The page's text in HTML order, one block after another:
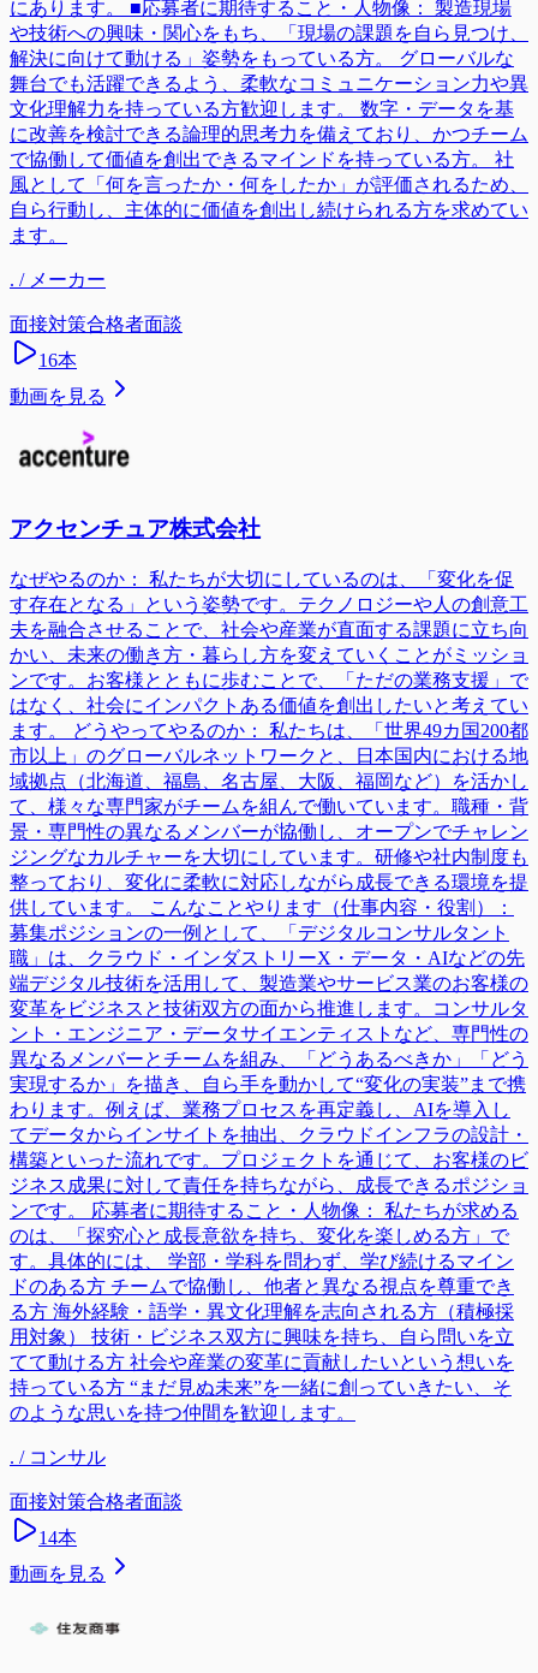
にあります。 ■応募者に期待すること・人物像： 製造現場
や技術への興味・関心をもち、「現場の課題を自ら見つけ、
解決に向けて動ける」姿勢をもっている方。 グローバルな
舞台でも活躍できるよう、柔軟なコミュニケーション力や異
文化理解力を持っている方歓迎します。 数字・データを基
に改善を検討できる論理的思考力を備えており、かつチーム
で協働して価値を創出できるマインドを持っている方。 社
風として「何を言ったか・何をしたか」が評価されるため、
自ら行動し、主体的に価値を創出し続けられる方を求めてい
ます。
. / メーカー
面接対策合格者面談
16本
動画を見る
アクセンチュア株式会社
なぜやるのか： 私たちが大切にしているのは、「変化を促
す存在となる」という姿勢です。テクノロジーや人の創意工
夫を融合させることで、社会や産業が直面する課題に立ち向
かい、未来の働き方・暮らし方を変えていくことがミッショ
ンです。お客様とともに歩むことで、「ただの業務支援」で
はなく、社会にインパクトある価値を創出したいと考えてい
ます。 どうやってやるのか： 私たちは、「世界49カ国200都
市以上」のグローバルネットワークと、日本国内における地
域拠点（北海道、福島、名古屋、大阪、福岡など）を活かし
て、様々な専門家がチームを組んで働いています。職種・背
景・専門性の異なるメンバーが協働し、オープンでチャレン
ジングなカルチャーを大切にしています。研修や社内制度も
整っており、変化に柔軟に対応しながら成長できる環境を提
供しています。 こんなことやります（仕事内容・役割）：
募集ポジションの一例として、「デジタルコンサルタント
職」は、クラウド・インダストリーX・データ・AIなどの先
端デジタル技術を活用して、製造業やサービス業のお客様の
変革をビジネスと技術双方の面から推進します。コンサルタ
ント・エンジニア・データサイエンティストなど、専門性の
異なるメンバーとチームを組み、「どうあるべきか」「どう
実現するか」を描き、自ら手を動かして“変化の実装”まで携
わります。例えば、業務プロセスを再定義し、AIを導入し
てデータからインサイトを抽出、クラウドインフラの設計・
構築といった流れです。プロジェクトを通じて、お客様のビ
ジネス成果に対して責任を持ちながら、成長できるポジショ
ンです。 応募者に期待すること・人物像： 私たちが求める
のは、「探究心と成長意欲を持ち、変化を楽しめる方」で
す。具体的には、 学部・学科を問わず、学び続けるマイン
ドのある方 チームで協働し、他者と異なる視点を尊重でき
る方 海外経験・語学・異文化理解を志向される方（積極採
用対象） 技術・ビジネス双方に興味を持ち、自ら問いを立
てて動ける方 社会や産業の変革に貢献したいという想いを
持っている方 “まだ見ぬ未来”を一緒に創っていきたい、そ
のような思いを持つ仲間を歓迎します。
. / コンサル
面接対策合格者面談
14本
動画を見る